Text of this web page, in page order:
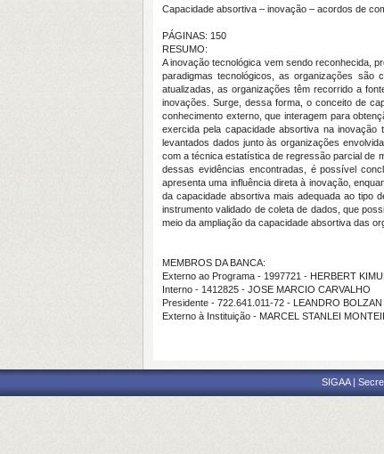
Capacidade absortiva – inovação – acordos de
PÁGINAS: 150
RESUMO:
A inovação tecnológica vem sendo reconhecida,
paradigmas tecnológicos, as organizações são
atualizadas, as organizações têm recorrido a
inovações. Surge, dessa forma, o conceito de
conhecimento externo, que interagem para
exercida pela capacidade absortiva na
levantados dados junto às organizações
com a técnica estatística de regressão parcial de
dessas evidências encontradas, é possível
apresenta uma influência direta à inovação,
da capacidade absortiva mais adequada ao tipo
instrumento validado de coleta de dados, que
meio da ampliação da capacidade absortiva das
MEMBROS DA BANCA:
Externo ao Programa - 1997721 - HERBERT
Interno - 1412825 - JOSE MARCIO CARVALHO
Presidente - 722.641.011-72 - LEANDRO
Externo à Instituição - MARCEL STANLEI
SIGAA |